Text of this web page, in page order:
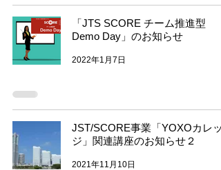
「JTS SCORE チーム推進型
Demo Day」のお知らせ
2022年1月7日
JST/SCORE事業「YOXOカレッ
ジ」関連講座のお知らせ２
2021年11月10日